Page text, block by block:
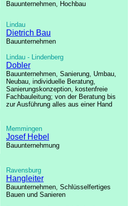
Bauunternehmen, Hochbau
Lindau
Dietrich Bau
Bauunternehmen
Lindau - Lindenberg
Dobler
Bauunternehmen, Sanierung, Umbau,
Neubau, individuelle Beratung,
Sanierungskonzeption, kostenfreie
Fachbauleitung; von der Beratung bis
zur Ausführung alles aus einer Hand
Memmingen
Josef Hebel
Bauunternehmung
Ravensburg
Hangleiter
Bauunternehmen, Schlüsselfertiges
Bauen und Sanieren